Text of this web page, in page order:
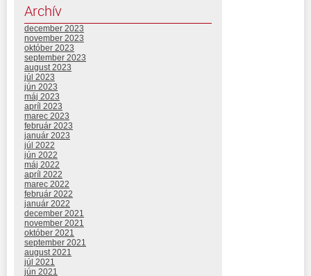
Archív
december 2023
november 2023
október 2023
september 2023
august 2023
júl 2023
jún 2023
máj 2023
apríl 2023
marec 2023
február 2023
január 2023
júl 2022
jún 2022
máj 2022
apríl 2022
marec 2022
február 2022
január 2022
december 2021
november 2021
október 2021
september 2021
august 2021
júl 2021
jún 2021